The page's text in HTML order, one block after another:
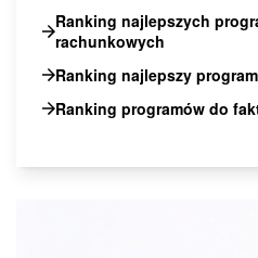
Ranking najlepszych
rachunkowych
Ranking najlepszy
Ranking programów do